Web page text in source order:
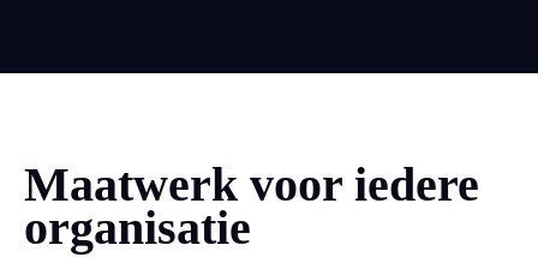
Maatwerk voor iedere
organisatie